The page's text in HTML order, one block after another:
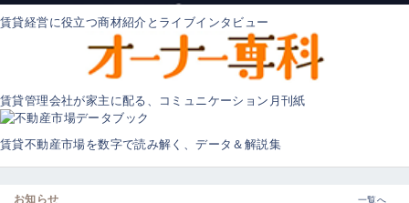
賃貸経営に役立つ商材紹介とライブインタビュー
賃貸管理会社が家主に配る、コミュニケーション月刊紙
賃貸不動産市場を数字で読み解く、データ＆解説集
お知らせ
一覧へ